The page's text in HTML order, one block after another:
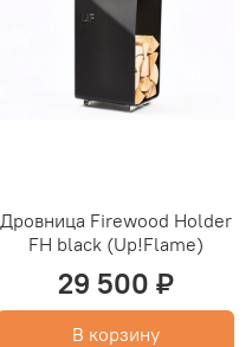
Дровница Firewood Holder
FH black (Up!Flame)
29 500 ₽
В корзину